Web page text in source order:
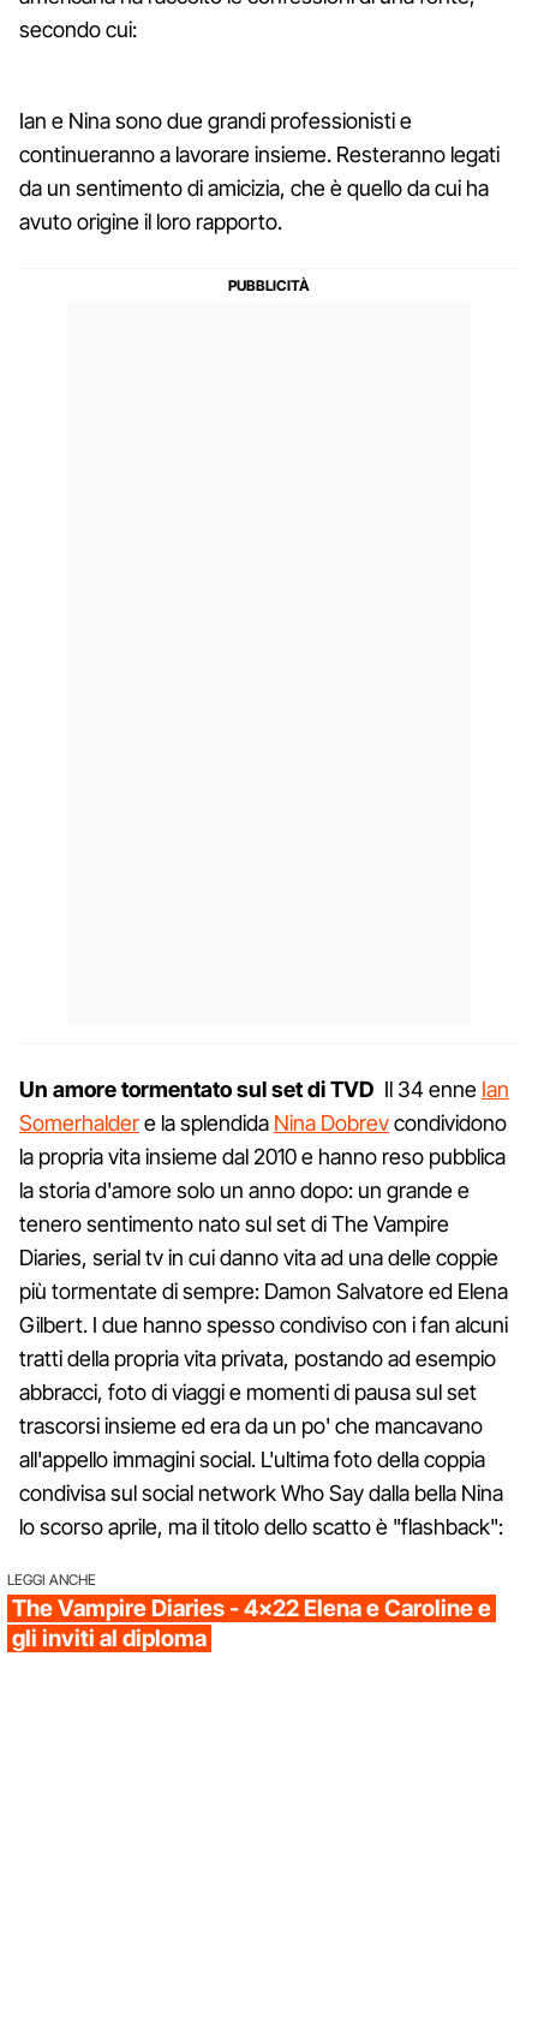
secondo cui:
Ian e Nina sono due grandi professionisti e
continueranno a lavorare insieme. Resteranno legati
da un sentimento di amicizia, che è quello da cui ha
avuto origine il loro rapporto.
Un amore tormentato sul set di TVD Il 34 enne Ian
Somerhaldere la splendida Nina Dobrevcondividono
la propria vita insieme dal 2010 e hanno reso pubblica
la storia d'amore solo un anno dopo: un grande e
tenero sentimento nato sul set di The Vampire
Diaries, serial tv in cui danno vita ad una delle coppie
più tormentate di sempre: Damon Salvatore ed Elena
Gilbert. I due hanno spesso condiviso con i fan alcuni
tratti della propria vita privata, postando ad esempio
abbracci, foto di viaggi e momenti di pausa sul set
trascorsi insieme ed era da un po' che mancavano
all'appello immagini social. L'ultima foto della coppia
condivisa sul social network Who Say dalla bella Nina
lo scorso aprile, ma il titolo dello scatto è "flashback":
LEGGI ANCHE
The Vampire Diaries - 4x22 Elena e Caroline e
gli inviti al diploma